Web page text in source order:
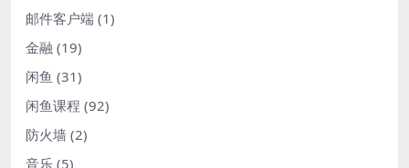
邮件客户端 (1)
金融 (19)
闲鱼 (31)
闲鱼课程 (92)
防火墙 (2)
音乐 (5)